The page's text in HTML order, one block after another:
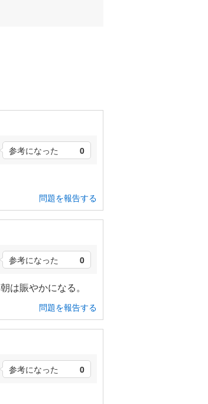
参考になった 0
問題を報告する
参考になった 0
は賑やかになる。
問題を報告する
参考になった 0